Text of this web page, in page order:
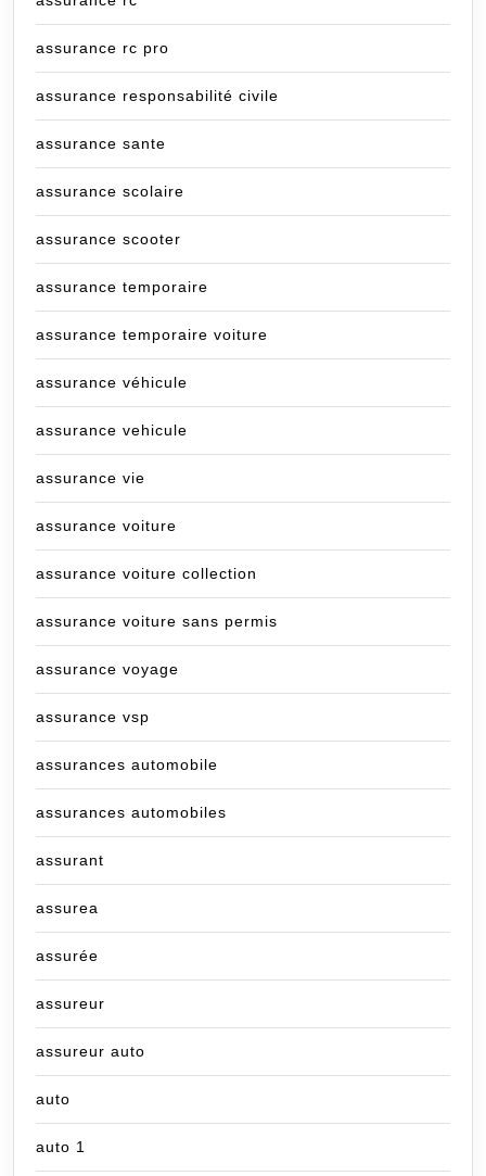
assurance rc pro
assurance responsabilité civile
assurance sante
assurance scolaire
assurance scooter
assurance temporaire
assurance temporaire voiture
assurance véhicule
assurance vehicule
assurance vie
assurance voiture
assurance voiture collection
assurance voiture sans permis
assurance voyage
assurance vsp
assurances automobile
assurances automobiles
assurant
assurea
assurée
assureur
assureur auto
auto
auto 1